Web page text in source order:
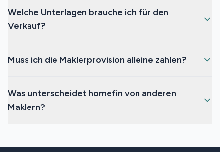
das ist deutlich unter dem Branchendurchschnitt. Sie
zahlen nur bei erfolgreichem Verkauf. Keine Vorabkosten,
Welche Unterlagen brauche ich für den
Verkauf?
Energieausweis, Grundrisse, Wohnflächenberechnung
notwendigen Dokumente.
Muss ich die Maklerprovision alleine zahlen?
Provision in der Regel hälftig zwischen Käufer und
Verkäufer geteilt wird. Bei homefin profitieren beide
Was unterscheidet homefin von anderen
Maklern?